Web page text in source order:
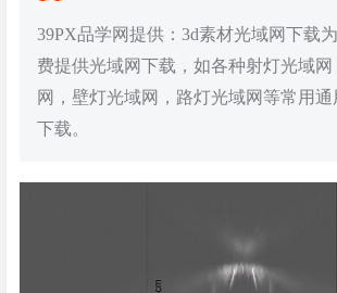
39PX品学网提供：3d素材光域网下载
费提供光域网下载，如各种射灯光域
网，壁灯光域网，路灯光域网等常用
下载。